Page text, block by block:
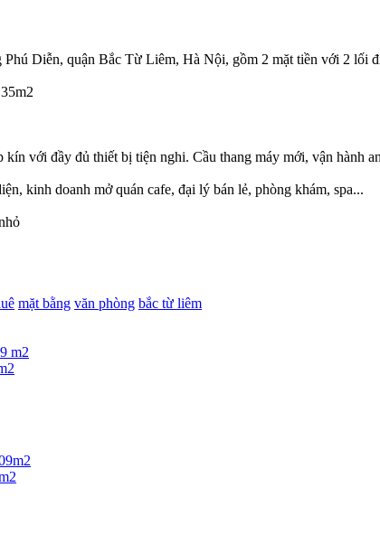
Diễn, quận Bắc Từ Liêm, Hà Nội, gồm 2 mặt tiền với 2 lối
với đầy đủ thiết bị tiện nghi. Cầu thang máy mới, vận hành
kinh doanh mở quán cafe, đại lý bán lẻ, phòng khám, spa...
mặt bằng văn phòng bắc từ liêm